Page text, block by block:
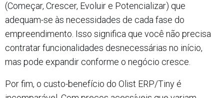
(Começar, Crescer, Evoluir e Potencializar) que
adequam-se às necessidades de cada fase do
empreendimento. Isso significa que você não precisa
contratar funcionalidades desnecessárias no início,
mas pode expandir conforme o negócio cresce.​
Por fim, o custo-benefício do Olist ERP/Tiny é